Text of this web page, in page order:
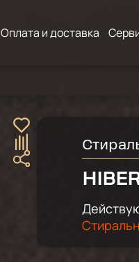
Оплата и доставка